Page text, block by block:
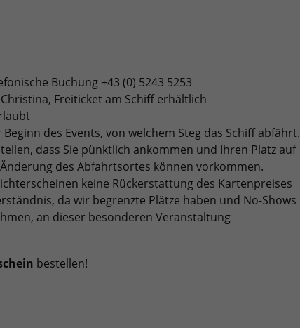
Buchung +43 (0) 5243 5253
Freiticket am Schiff erhältlich
des Events, von welchem Steg das Schiff abfährt.
dass Sie pünktlich ankommen und Ihren Platz auf
des Abfahrtsortes können vorkommen.
keine Rückerstattung des Kartenpreises
da wir begrenzte Plätze haben und No-Shows
an dieser besonderen Veranstaltung
bestellen!